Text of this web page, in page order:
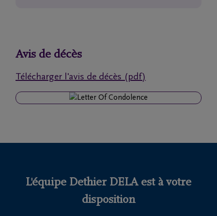
de
funéraires
fréquemment
Avis de décès
Télécharger l'avis de décès (pdf)
L'équipe Dethier DELA est à votre
disposition